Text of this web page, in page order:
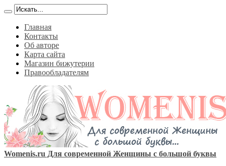
Главная
Контакты
Об авторе
Карта сайта
Магазин бижутерии
Правообладателям
Womenis.ru Для современной Женщины с большой буквы